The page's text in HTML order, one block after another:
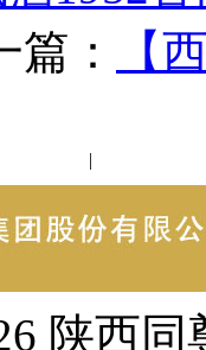
：
【
|
陕西